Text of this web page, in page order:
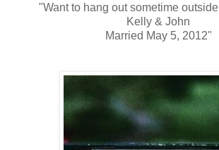
"Want to hang out sometime
Kelly & John
Married May 5, 2012"